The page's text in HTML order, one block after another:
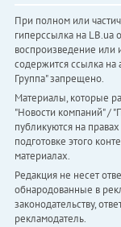
При полном или
гиперссылка на LB.ua
воспроизведение или
содержится ссылка на
Группа" запрещено.
Материалы, которые
"Новости компаний" /
публикуются на
подготовке этого
материалах.
Редакция не несет
обнародованные в
законодательству,
рекламодатель.